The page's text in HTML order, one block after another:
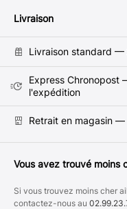
Livraison
Livraison standard —
Express Chronopost
l'expédition
Retrait en magasin —
Vous avez trouvé moins
Si vous trouvez moins cher
contactez-nous au